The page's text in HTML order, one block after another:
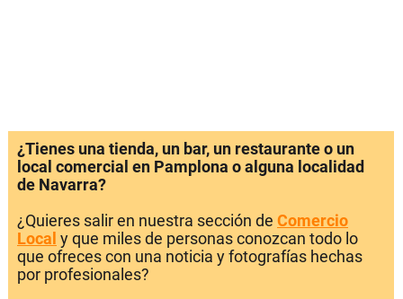
¿Tienes una tienda, un bar, un restaurante o un
local comercial en Pamplona o alguna localidad
de Navarra?
¿Quieres salir en nuestra sección de Comercio
Local y que miles de personas conozcan todo lo
que ofreces con una noticia y fotografías hechas
por profesionales?